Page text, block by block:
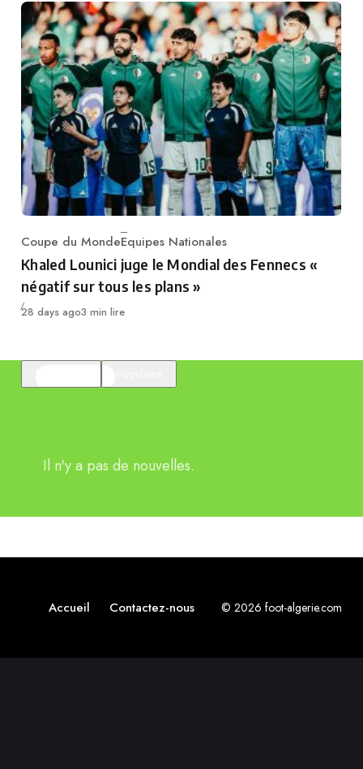
Category
Coupe du MondeEquipes Nationales
Khaled Lounici juge le Mondial des Fennecs «
négatif sur tous les plans »
Publié
28 days ago3 min lire
Il n'y a pas de nouvelles.
Accueil Contactez-nous © 2026 foot-algerie.com